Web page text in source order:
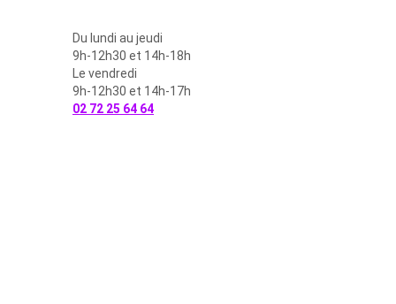
Du lundi au jeudi
9h-12h30 et 14h-18h
Le vendredi
9h-12h30 et 14h-17h
02 72 25 64 64